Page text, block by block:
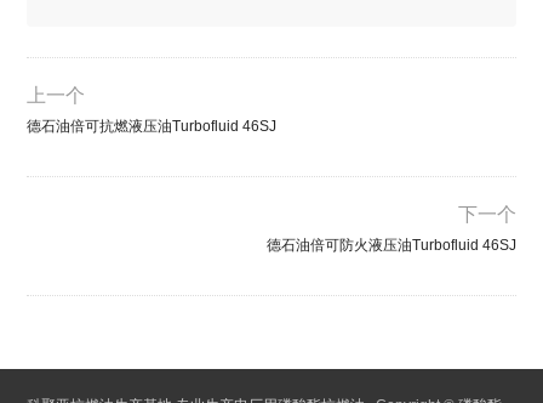
上一个
德石油倍可抗燃液压油Turbofluid 46SJ
下一个
德石油倍可防火液压油Turbofluid 46SJ